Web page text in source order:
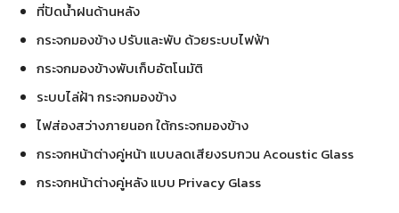
ที่ปัดน้ำฝนด้านหลัง
กระจกมองข้าง ปรับและพับ ด้วยระบบไฟฟ้า
กระจกมองข้างพับเก็บอัตโนมัติ
ระบบไล่ฝ้า กระจกมองข้าง
ไฟส่องสว่างภายนอก ใต้กระจกมองข้าง
กระจกหน้าต่างคู่หน้า แบบลดเสียงรบกวน Acoustic Glass
กระจกหน้าต่างคู่หลัง แบบ Privacy Glass